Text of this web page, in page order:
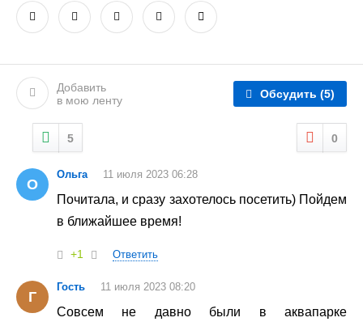
Добавить
в мою ленту
Обсудить (5)
5 0
О
Ольга 11 июля 2023 06:28
Почитала, и сразу захотелось посетить) Пойдем
в ближайшее время!
+1 Ответить
Г
Гость 11 июля 2023 08:20
Совсем не давно были в аквапарке